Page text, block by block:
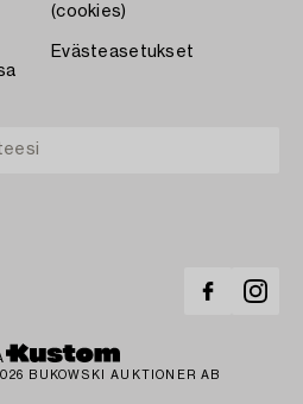
(cookies)
Evästeasetukset
BUKOWSKI AUKTIONER AB